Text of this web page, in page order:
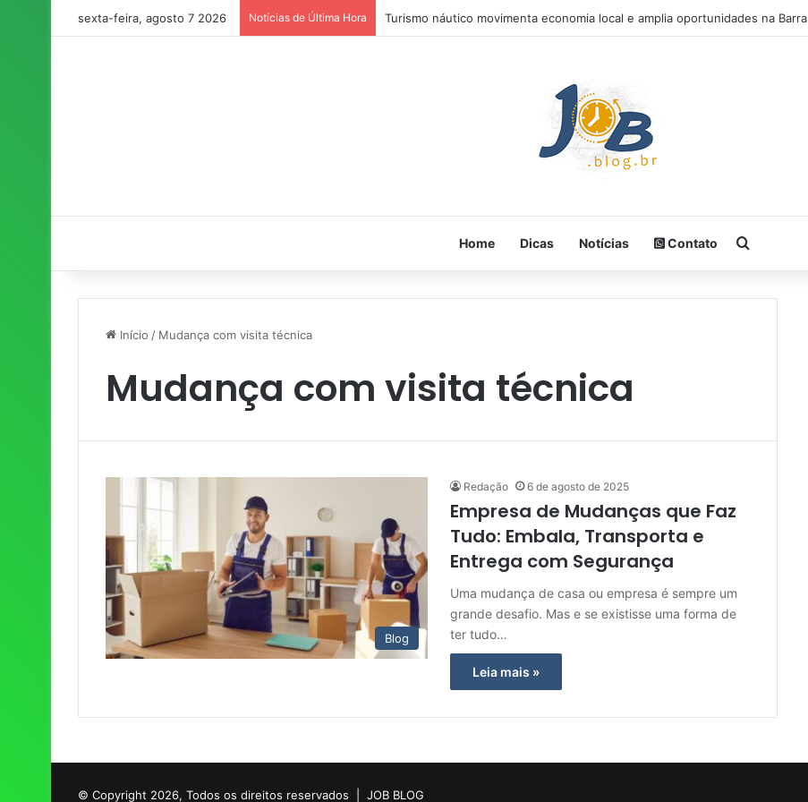
sexta-feira, agosto 7 2026 Notícias de Última Hora Turismo náutico movimenta economia local e amplia oportunidades na Barra
Home Dicas Notícias Contato
Início / Mudança com visita técnica
Mudança com visita técnica
Blog
Redação 6 de agosto de 2025
Empresa de Mudanças que Faz
Tudo: Embala, Transporta e
Entrega com Segurança
Uma mudança de casa ou empresa é sempre um
grande desafio. Mas e se existisse uma forma de
ter tudo…
Leia mais »
© Copyright 2026, Todos os direitos reservados | JOB BLOG